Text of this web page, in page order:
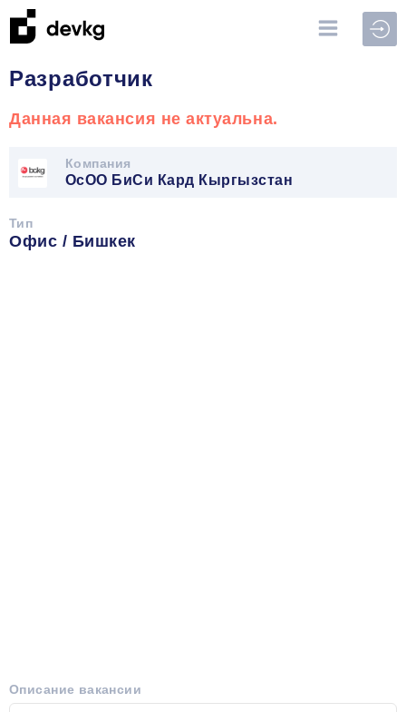
Разработчик
Данная вакансия не актуальна.
Компания
ОсОО БиСи Кард Кыргызстан
Тип
Офис / Бишкек
Описание вакансии